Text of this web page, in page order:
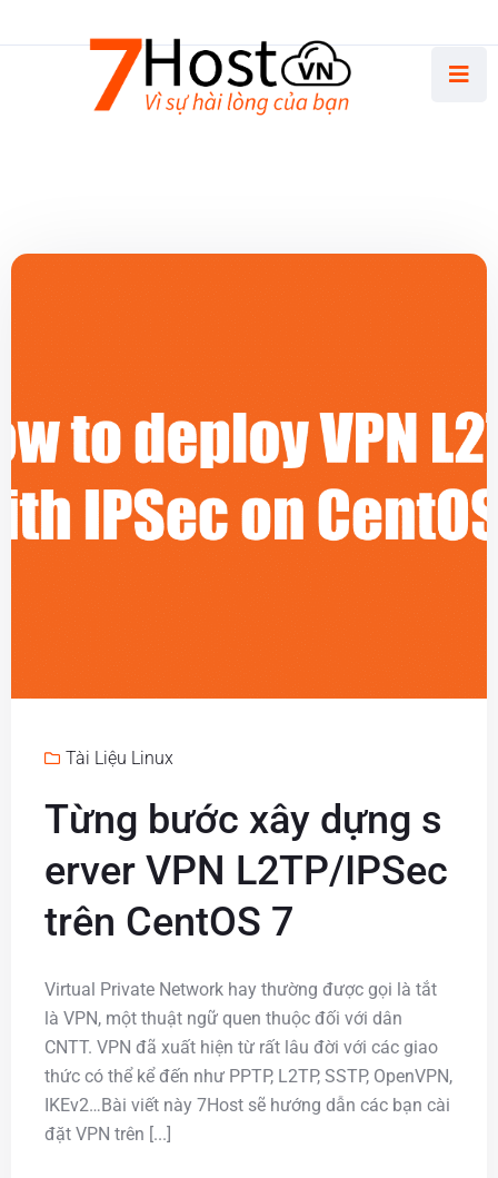
Tài Liệu Linux
Từng bước xây dựng s
erver VPN L2TP/IPSec
trên CentOS 7
Virtual Private Network hay thường được gọi là tắt
là VPN, một thuật ngữ quen thuộc đối với dân
CNTT. VPN đã xuất hiện từ rất lâu đời với các giao
thức có thể kể đến như PPTP, L2TP, SSTP, OpenVPN,
IKEv2…Bài viết này 7Host sẽ hướng dẫn các bạn cài
đặt VPN trên [...]